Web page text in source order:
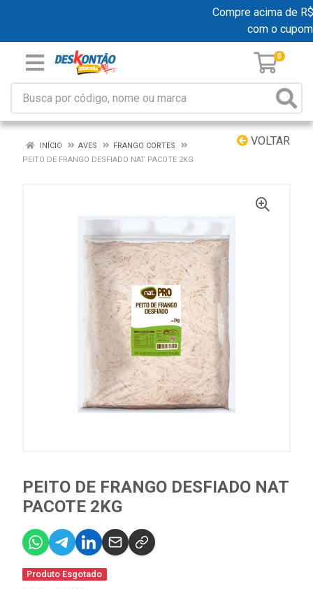
Compre acima de
com o cupom
0
VOLTAR
INÍCIO AVES
FRANGO CORTES
PEITO DE FRANGO DESFIADO NAT PACOTE 2KG
PEITO DE FRANGO DESFIADO NAT
PACOTE 2KG
Produto Esgotado